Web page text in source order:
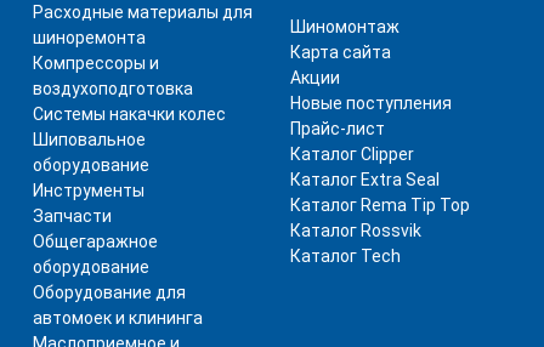
Расходные материалы для
шиноремонта
Компрессоры и
воздухоподготовка
Системы накачки колес
Шиповальное
оборудование
Инструменты
Запчасти
Общегаражное
оборудование
Оборудование для
автомоек и клининга
Шиномонтаж
Карта сайта
Акции
Новые поступления
Прайс-лист
Каталог Clipper
Каталог Extra Seal
Каталог Rema Tip Top
Каталог Rossvik
Каталог Tech